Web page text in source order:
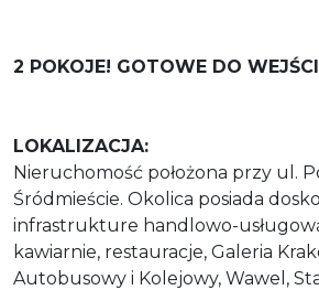
2 POKOJE! GOTOWE DO
LOKALIZACJA:
Nieruchomość położona przy ul.
Śródmieście. Okolica posiada
infrastrukture handlowo-
kawiarnie, restauracje, Galeria
Autobusowy i Kolejowy, Wawel,